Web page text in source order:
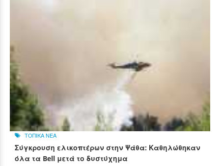
ΤΟΠΙΚΑ ΝΕΑ
Σύγκρουση ελικοπτέρων στην Ψάθα: Καθηλώθηκαν
όλα τα Bell μετά το δυστύχημα